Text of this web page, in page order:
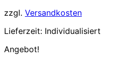
zzgl. Versandkosten
Lieferzeit: Individualisiert
Angebot!